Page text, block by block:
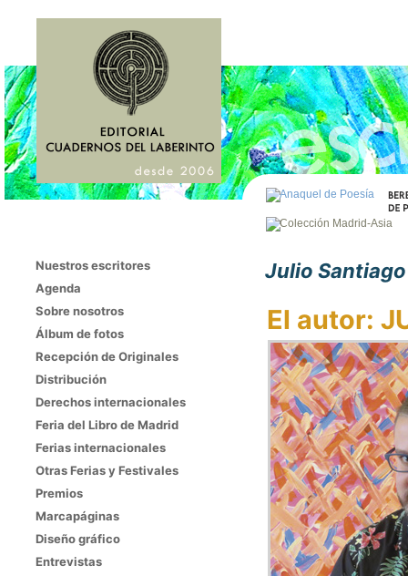
Nuestros escritores
Agenda
Sobre nosotros
Álbum de fotos
Recepción de Originales
Distribución
Derechos internacionales
Feria del Libro de Madrid
Ferias internacionales
Otras Ferias y Festivales
Premios
Marcapáginas
Diseño gráfico
Entrevistas
Julio Santiago
El autor: